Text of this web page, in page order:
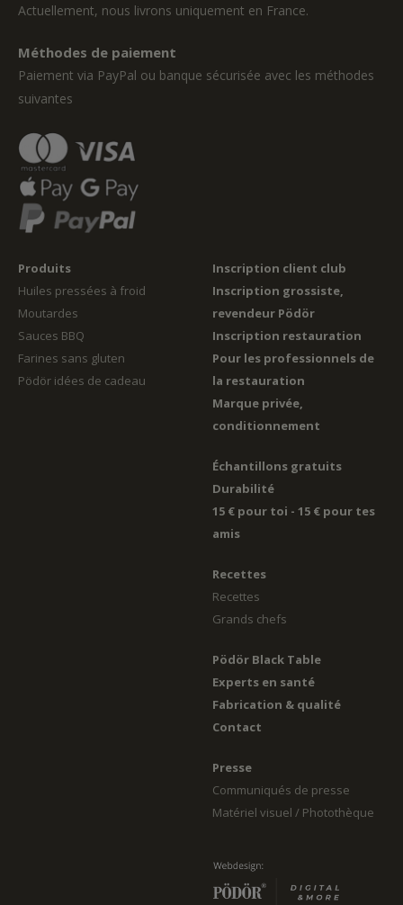
Produits
Huiles pressées à froid
Moutardes
Sauces BBQ
Farines sans gluten
Pödör idées de cadeau
Inscription client club
Inscription grossiste,
revendeur Pödör
Inscription restauration
Pour les professionnels de
la restauration
Marque privée,
conditionnement
Échantillons gratuits
Durabilité
15 € pour toi - 15 € pour tes
amis
Recettes
Recettes
Grands chefs
Pödör Black Table
Experts en santé
Fabrication & qualité
Contact
Presse
Communiqués de presse
Matériel visuel / Photothèque
Actuellement, nous livrons uniquement en France.
Méthodes de paiement
Paiement via PayPal ou banque sécurisée avec les méthodes
suivantes